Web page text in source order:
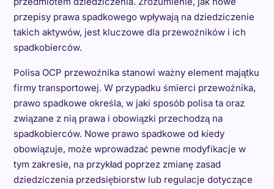
przepisy prawa spadkowego wpływają na dziedziczenie
takich aktywów, jest kluczowe dla przewoźników i ich
spadkobierców.
Polisa OCP przewoźnika stanowi ważny element majątku
firmy transportowej. W przypadku śmierci przewoźnika,
prawo spadkowe określa, w jaki sposób polisa ta oraz
związane z nią prawa i obowiązki przechodzą na
spadkobierców. Nowe prawo spadkowe od kiedy
obowiązuje, może wprowadzać pewne modyfikacje w
tym zakresie, na przykład poprzez zmianę zasad
dziedziczenia przedsiębiorstw lub regulacje dotyczące